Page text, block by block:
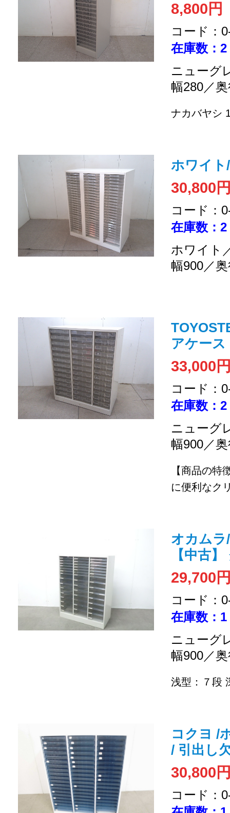
8,800円
コード：
在庫数：2
ニューグ
幅280／
ナカバヤシ
ホワイト
30,800
コード：
在庫数：2
ホワイト
幅900／
アケース
33,000
コード：
在庫数：2
ニューグ
幅900／
【商品の特
に便利なク
オカムラ
【中古
29,700
コード：
在庫数：1
ニューグ
幅900／
浅型：７段
コクヨ /
/ 引出し
30,800
コード：